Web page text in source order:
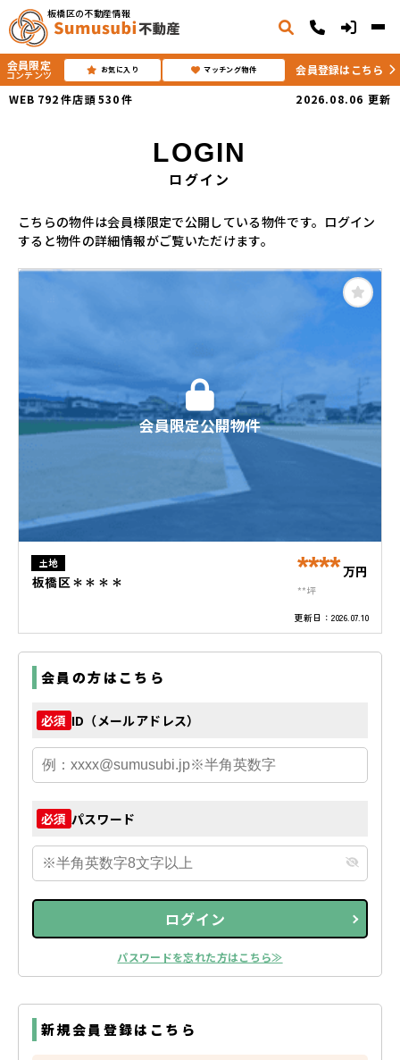
板橋区の不動産情報
会員限定
コンテンツ お気に入り マッチング物件
会員登録はこちら
WEB 792件店頭530 件 2026.08.06 更新
LOGIN
ログイン
こちらの物件は会員様限定で公開している物件です。ログイン
すると物件の詳細情報がご覧いただけます。
会員限定公開物件
土地
板橋区＊＊＊＊ ****万円
**坪
更新日： 2026.07.10
会員の方はこちら
必須 ID（メールアドレス）
必須 パスワード
ログイン
パスワードを忘れた方はこちら≫
新規会員登録はこちら